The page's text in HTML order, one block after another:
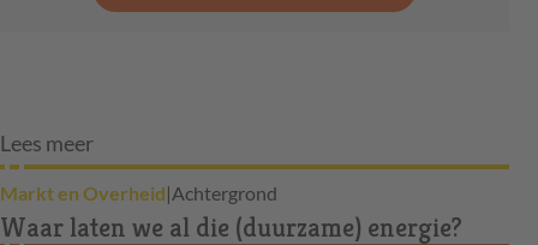
Lees meer
Markt en Overheid|Achtergrond
Waar laten we al die (duurzame) energie?